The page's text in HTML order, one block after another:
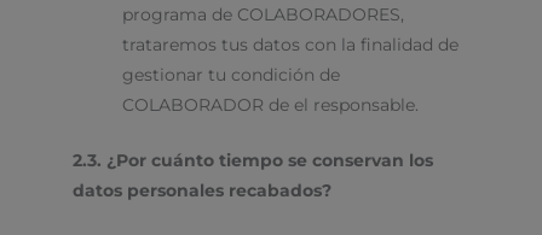
programa de COLABORADORES,
trataremos tus datos con la finalidad de
gestionar tu condición de
COLABORADOR de el responsable.
2.3. ¿Por cuánto tiempo se conservan los
datos personales recabados?